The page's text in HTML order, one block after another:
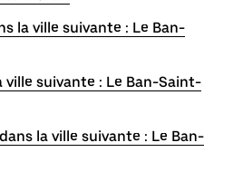
la ville suivante : Le Ban-
ville suivante : Le Ban-Saint-
la ville suivante : Le Ban-